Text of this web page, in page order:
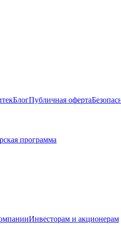
БлогПубличная оферта
программа
Инвесторам и акционерам